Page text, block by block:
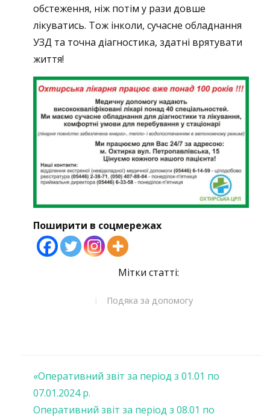
обстеження, ніж потім у рази довше
лікуватись. Тож інколи, сучасне обладнання
УЗД та точна діагностика, здатні врятувати
життя!
Поширити в соцмережах
Мітки статті:
Подяка за допомогу
Навігація
записів
«Оперативний звіт за період з 01.01 по
07.01.2024 р.
Оперативний звіт за період з 08.01 по